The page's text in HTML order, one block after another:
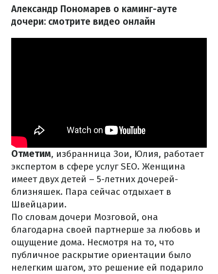
Александр Пономарев о каминг-ауте
дочери: смотрите видео онлайн
Отметим, избранница Зои, Юлия, работает
экспертом в сфере услуг SEO. Женщина
имеет двух детей – 5-летних дочерей-
близняшек. Пара сейчас отдыхает в
Швейцарии.
По словам дочери Мозговой, она
благодарна своей партнерше за любовь и
ощущение дома. Несмотря на то, что
публичное раскрытие ориентации было
нелегким шагом, это решение ей подарило